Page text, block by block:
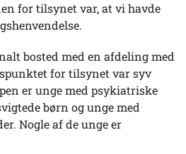
for tilsynet var, at vi havde
bosted med en afdeling med
for tilsynet var syv
er unge med psykiatriske
børn og unge med
Nogle af de unge er